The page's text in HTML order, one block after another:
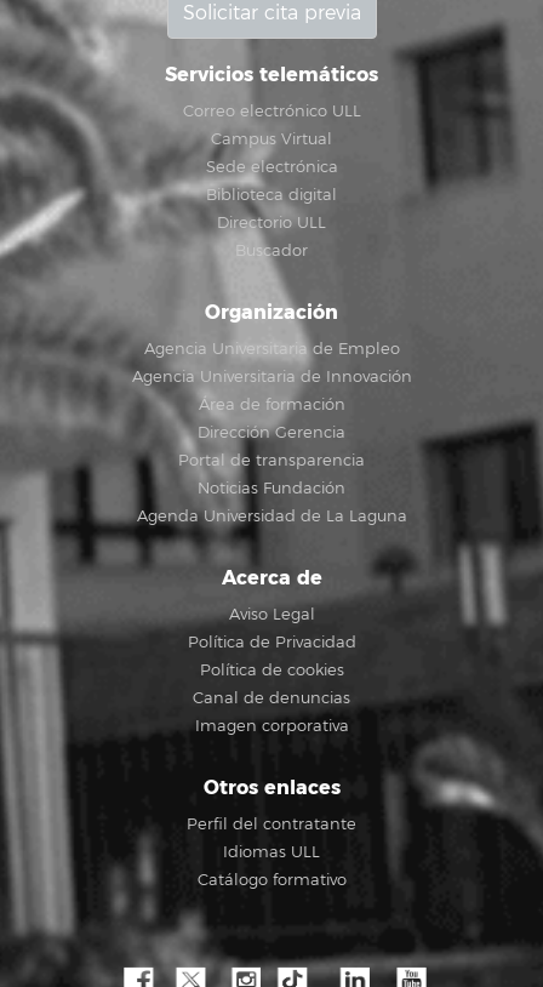
Solicitar cita previa
Servicios telemáticos
Correo electrónico ULL
Campus Virtual
Sede electrónica
Biblioteca digital
Directorio ULL
Buscador
Organización
Agencia Universitaria de Empleo
Agencia Universitaria de Innovación
Área de formación
Dirección Gerencia
Portal de transparencia
Noticias Fundación
Agenda Universidad de La Laguna
Acerca de
Aviso Legal
Política de Privacidad
Política de cookies
Canal de denuncias
Imagen corporativa
Otros enlaces
Perfil del contratante
Idiomas ULL
Catálogo formativo